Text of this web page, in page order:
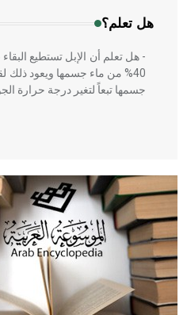
هل تعلم؟
- هل تعلم أن الإبل تستطيع
40% من ماء جسمها ويعود ذلك
جسمها تبعاً لتغير درجة حرارة
- هل تعلم أن أبقراط كتب
الحكم، الأدلة، تنظيم التغذية،
له الفضل بأنه حرر الطب من
- هل تعلم أن المرجان إفراز
من مادة كربونات الكلسيوم،